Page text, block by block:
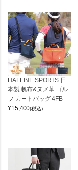
HALEINE SPORTS 日
本製 帆布&ヌメ革 ゴル
フ カートバッグ 4FB
¥15,400(税込)